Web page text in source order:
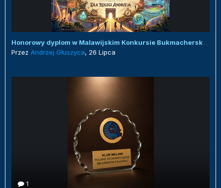
Honorowy dyplom w Malawijskim Konkursie Bukmacherskim :)
Przez Andrzej Głuszyca, 26 Lipca
1